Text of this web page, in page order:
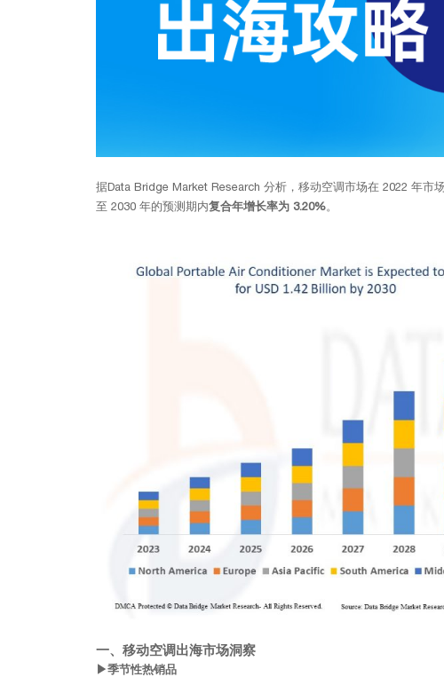
据Data Bridge Market Research 分析，移动空调市场在 2022 年市
至 2030 年的预测期内复合年增长率为 3.20%。
一、 移动空调出海市场洞察
▶季节性热销品